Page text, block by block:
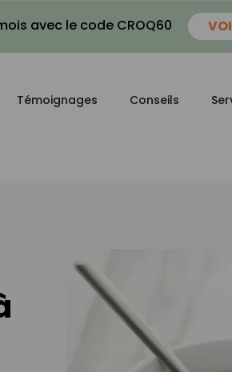
avec le code CROQ60
Témoignages Conseils